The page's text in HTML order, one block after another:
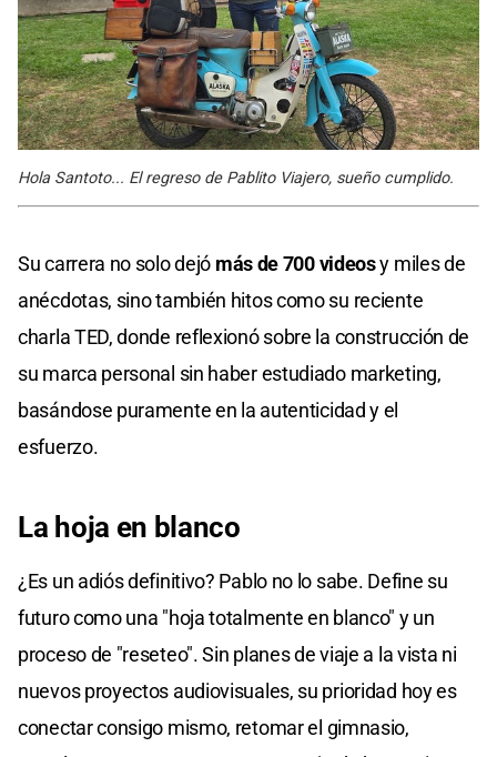
Hola Santoto... El regreso de Pablito Viajero, sueño cumplido.
Su carrera no solo dejó más de 700 videosy miles de
anécdotas, sino también hitos como su reciente
charla TED, donde reflexionó sobre la construcción de
su marca personal sin haber estudiado marketing,
basándose puramente en la autenticidad y el
esfuerzo.
La hoja en blanco
¿Es un adiós definitivo? Pablo no lo sabe. Define su
futuro como una "hoja totalmente en blanco" y un
proceso de "reseteo". Sin planes de viaje a la vista ni
nuevos proyectos audiovisuales, su prioridad hoy es
conectar consigo mismo, retomar el gimnasio,